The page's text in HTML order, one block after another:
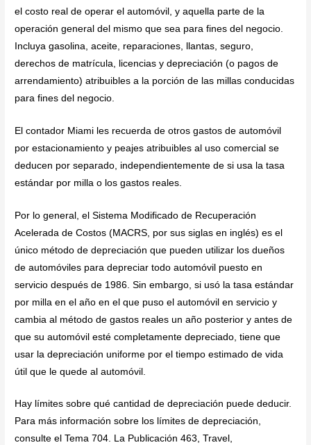
el costo real de operar el automóvil, y aquella parte de la
operación general del mismo que sea para fines del negocio.
Incluya gasolina, aceite, reparaciones, llantas, seguro,
derechos de matrícula, licencias y depreciación (o pagos de
arrendamiento) atribuibles a la porción de las millas conducidas
para fines del negocio.
El contador Miami les recuerda de otros gastos de automóvil
por estacionamiento y peajes atribuibles al uso comercial se
deducen por separado, independientemente de si usa la tasa
estándar por milla o los gastos reales.
Por lo general, el Sistema Modificado de Recuperación
Acelerada de Costos (MACRS, por sus siglas en inglés) es el
único método de depreciación que pueden utilizar los dueños
de automóviles para depreciar todo automóvil puesto en
servicio después de 1986. Sin embargo, si usó la tasa estándar
por milla en el año en el que puso el automóvil en servicio y
cambia al método de gastos reales un año posterior y antes de
que su automóvil esté completamente depreciado, tiene que
usar la depreciación uniforme por el tiempo estimado de vida
útil que le quede al automóvil.
Hay límites sobre qué cantidad de depreciación puede deducir.
Para más información sobre los límites de depreciación,
consulte el Tema 704. La Publicación 463, Travel,